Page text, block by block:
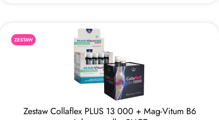
ZESTAW
Zestaw Collaflex PLUS 13 000 + Mag-Vitum B6